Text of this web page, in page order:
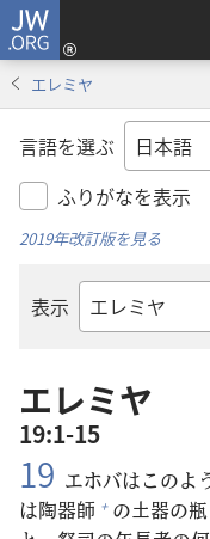
JW.ORG
エレミヤ
言語を選ぶ
ふりがなを表示
2019年改訂版を見る
表示
聖
の
書
名
エレミヤ
19:1-15
19 エホバはこのよ
は陶器師 + の土器の瓶